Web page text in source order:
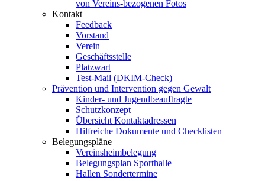
von Vereins-bezogenen Fotos
Kontakt
Feedback
Vorstand
Verein
Geschäftsstelle
Platzwart
Test-Mail (DKIM-Check)
Prävention und Intervention gegen Gewalt
Kinder- und Jugendbeauftragte
Schutzkonzept
Übersicht Kontaktadressen
Hilfreiche Dokumente und Checklisten
Belegungspläne
Vereinsheimbelegung
Belegungsplan Sporthalle
Hallen Sondertermine